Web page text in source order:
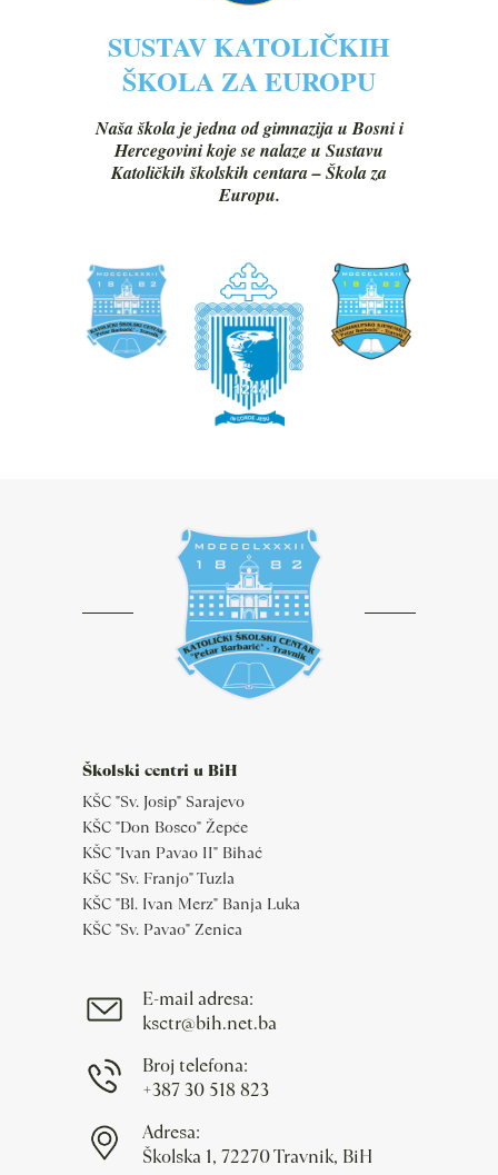
SUSTAV KATOLIČKIH
ŠKOLA ZA EUROPU
Naša škola je jedna od gimnazija u Bosni i
Hercegovini koje se nalaze u Sustavu
Katoličkih školskih centara – Škola za
Europu.
Školski centri u BiH
KŠC "Sv. Josip" Sarajevo
KŠC "Don Bosco" Žepče
KŠC "Ivan Pavao II" Bihać
KŠC "Sv. Franjo" Tuzla
KŠC "Bl. Ivan Merz" Banja Luka
KŠC "Sv. Pavao" Zenica
E-mail adresa:
ksctr@bih.net.ba
Broj telefona:
+387 30 518 823
Adresa:
Školska 1, 72270 Travnik, BiH